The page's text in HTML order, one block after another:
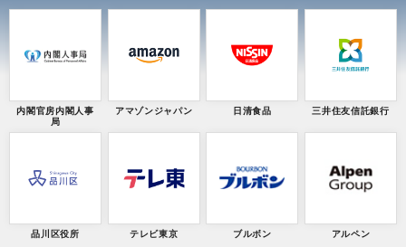
内閣官房内閣人事
局
アマゾンジャパン 日清食品 三井住友信託銀行
品川区役所 テレビ東京 ブルボン アルペン